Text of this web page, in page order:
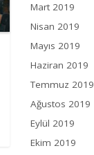
Mart 2019
Nisan 2019
Mayıs 2019
Haziran 2019
Temmuz 2019
Ağustos 2019
Eylül 2019
Ekim 2019